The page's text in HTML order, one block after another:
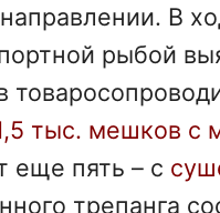
В
рыбой
тыс. мешков с
еще пять – с
трепанга